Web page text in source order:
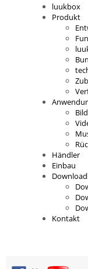
luukbox
Produkt
Händler
Einbau
Kontakt